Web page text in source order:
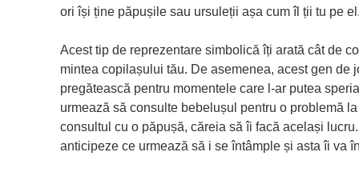
ori își ține păpușile sau ursuleții așa cum îl ții tu pe
Acest tip de reprezentare simbolică îți arată cât de
mintea copilașului tău. De asemenea, acest gen de
pregătească pentru momentele care l-ar putea
urmează să consulte bebelușul pentru o problemă
consultul cu o păpușă, căreia să îi facă același
anticipeze ce urmează să i se întâmple și asta îi va